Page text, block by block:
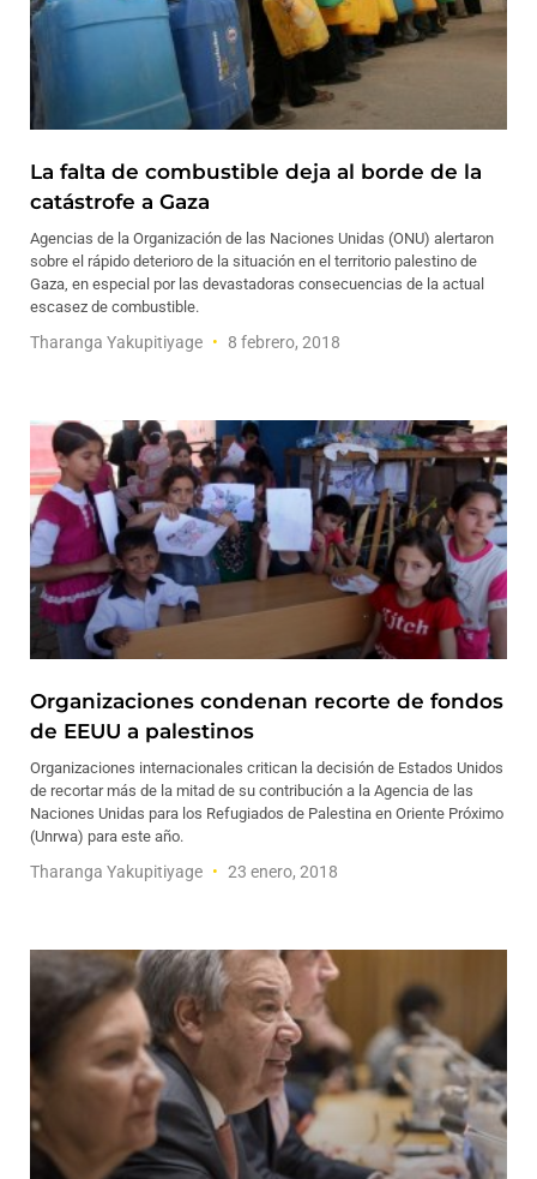
La falta de combustible deja al borde de la
catástrofe a Gaza
Agencias de la Organización de las Naciones Unidas (ONU) alertaron
sobre el rápido deterioro de la situación en el territorio palestino de
Gaza, en especial por las devastadoras consecuencias de la actual
escasez de combustible.
Tharanga Yakupitiyage 8 febrero, 2018
Organizaciones condenan recorte de fondos
de EEUU a palestinos
Organizaciones internacionales critican la decisión de Estados Unidos
de recortar más de la mitad de su contribución a la Agencia de las
Naciones Unidas para los Refugiados de Palestina en Oriente Próximo
(Unrwa) para este año.
Tharanga Yakupitiyage 23 enero, 2018